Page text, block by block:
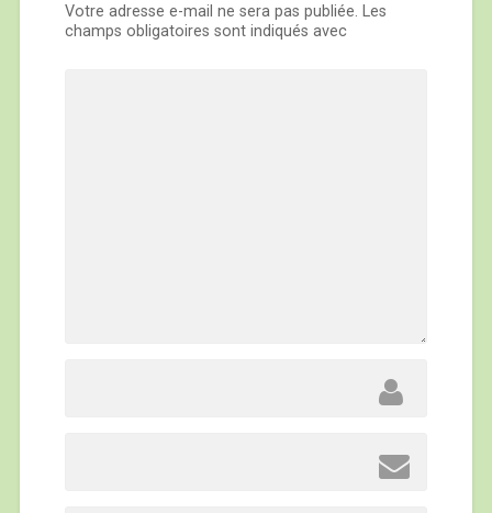
Votre adresse e-mail ne sera pas publiée. Les
champs obligatoires sont indiqués avec